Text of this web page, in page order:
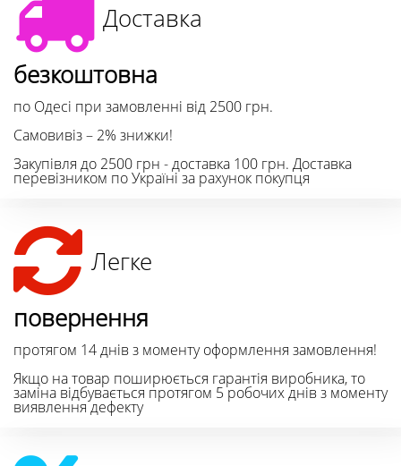
Доставка
безкоштовна
по Одесі при замовленні від 2500 грн.
Самовивіз – 2% знижки!
Закупівля до 2500 грн - доставка 100 грн. Доставка
перевізником по Україні за рахунок покупця
Легке
повернення
протягом 14 днів з моменту оформлення замовлення!
Якщо на товар поширюється гарантія виробника, то
заміна відбувається протягом 5 робочих днів з моменту
виявлення дефекту